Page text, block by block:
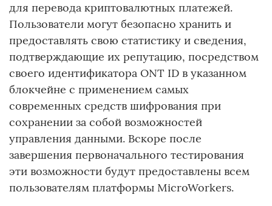
для перевода криптовалютных платежей.
Пользователи могут безопасно хранить и
предоставлять свою статистику и сведения,
подтверждающие их репутацию, посредством
своего идентификатора ONT ID в указанном
блокчейне с применением самых
современных средств шифрования при
сохранении за собой возможностей
управления данными. Вскоре после
завершения первоначального тестирования
эти возможности будут предоставлены всем
пользователям платформы MicroWorkers.